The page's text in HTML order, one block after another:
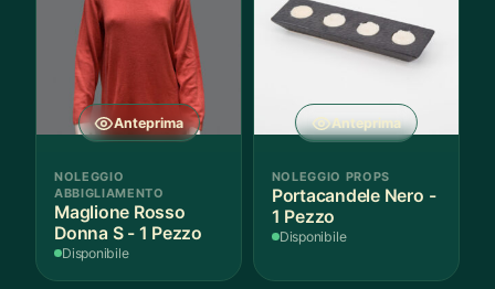
Anteprima
NOLEGGIO
ABBIGLIAMENTO
Maglione Rosso
Donna S - 1 Pezzo
Disponibile
Anteprima
NOLEGGIO PROPS
Portacandele Nero -
1 Pezzo
Disponibile